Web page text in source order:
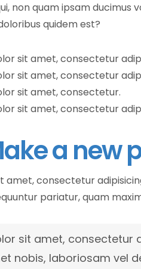
non quam ipsam ducimus
quidem est?
sit amet, consectetur
sit amet, consectetur
sit amet, consectetur.
sit amet, consectetur
a new
amet, consectetur
pariatur, quam
sit amet, consectetur
nobis, laboriosam vel